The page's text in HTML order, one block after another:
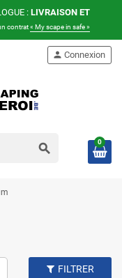
: LIVRAISON ET
contrat« My scape in safe »
search
person Connexion
0
FILTRER